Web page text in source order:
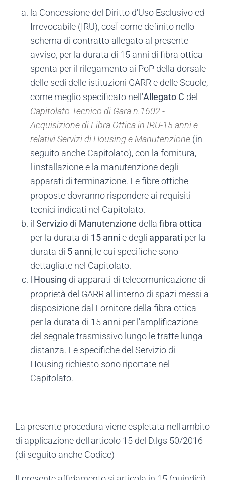
la Concessione del Diritto d'Uso Esclusivo ed
Irrevocabile (IRU), cosÏ come definito nello
schema di contratto allegato al presente
avviso, per la durata di 15 anni di fibra ottica
spenta per il rilegamento ai PoP della dorsale
delle sedi delle istituzioni GARR e delle Scuole,
come meglio specificato nell'Allegato C del
Capitolato Tecnico di Gara n.1602 -
Acquisizione di Fibra Ottica in IRU-15 anni e
relativi Servizi di Housing e Manutenzione (in
seguito anche Capitolato), con la fornitura,
l'installazione e la manutenzione degli
apparati di terminazione. Le fibre ottiche
proposte dovranno rispondere ai requisiti
tecnici indicati nel Capitolato.
il Servizio di Manutenzione della fibra ottica
per la durata di 15 anni e degli apparati per la
durata di 5 anni, le cui specifiche sono
dettagliate nel Capitolato.
l'Housing di apparati di telecomunicazione di
proprietà del GARR all'interno di spazi messi a
disposizione dal Fornitore della fibra ottica
per la durata di 15 anni per l'amplificazione
del segnale trasmissivo lungo le tratte lunga
distanza. Le specifiche del Servizio di
Housing richiesto sono riportate nel
Capitolato.
La presente procedura viene espletata nell'ambito
di applicazione dell'articolo 15 del D.lgs 50/2016
(di seguito anche Codice)